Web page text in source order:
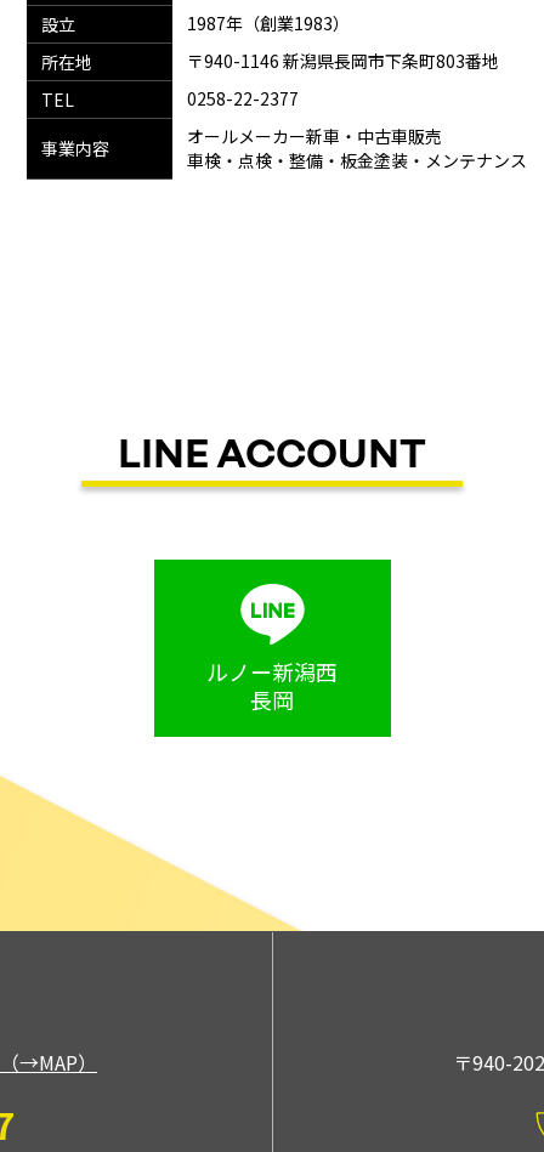
設立
1987年（創業1983）
所在地
〒940-1146 新潟県長岡市下条町803番地
TEL
0258-22-2377
事業内容
オールメーカー新車・中古車販売
車検・点検・整備・板金塗装 ・ メンテナンス
LINE ACCOUNT
ルノー新潟西
長岡
（→MAP） 〒940-